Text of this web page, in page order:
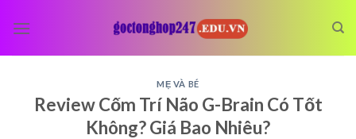
MẸ VÀ BÉ
Review Cốm Trí Não G-Brain Có Tốt
Không? Giá Bao Nhiêu?